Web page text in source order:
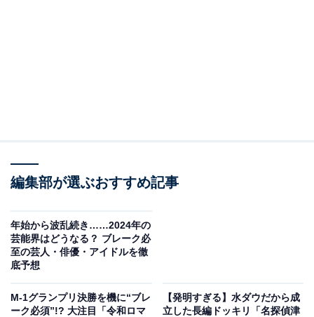
だけでも『人志松本の酒のツマミになる話』『まつもto
なかい』（共にフジテレビ系）、『クレイジージャーニ
ンタウンのガキの使いやあらへんで！』『ダウンタウン
DX』（共に日本テレビ系）、『探偵！ナイトスクープ』
（朝日放送テレビ）を担当。
『IPPONグランプリ』『人志松本のすべらない話』（共
編集部が選ぶおすすめ記事
年始から波乱続き……2024年の
芸能界はどうなる？ ブレーク必
至の芸人・俳優・アイドルを徹
底予想
M-1グランプリ決勝を機に“ブレ
ーク必須”!? 大注目「令和ロマ
【発明すぎる】水ダウだから成
立した長編ドッキリ「名探偵津